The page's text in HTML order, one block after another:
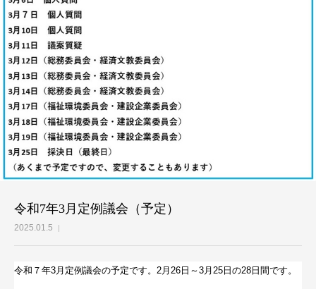
令和7年3月定例議会（予定）
2025.01.5
令和７年3月定例議会の予定です。2月26日～3月25日の28日間です。